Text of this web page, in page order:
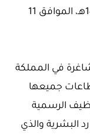
تاريخ نشر الإعلان: 19 شعبان 1444هـ، الموافق 11
في المملكة
جميعها
الرسمية
البشرية والذي